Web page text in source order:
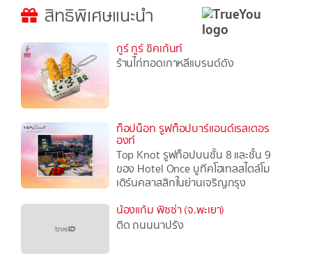
สิทธิพิเศษแนะนำ
กูร์ กูร์ ชิคเก้นท์
ร้านไก่ทอดเกาหลีแบรนด์ดัง
ท็อปน็อท รูฟท็อปบาร์แอนด์เรสเตอร
องท์
Top Knot รูฟท็อปบนชั้น 8 และชั้น 9
ของ Hotel Once บูทีคโฮเทลสไตล์โม
เดิร์นคลาสสิกในย่านเจริญกรุง
น้องแก้ม พิซซ่า (จ.พะเยา)
ติด ถนนนาปรัง